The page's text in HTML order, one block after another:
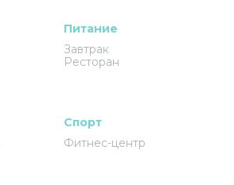
Питание
Завтрак
Ресторан
Спорт
Фитнес-центр